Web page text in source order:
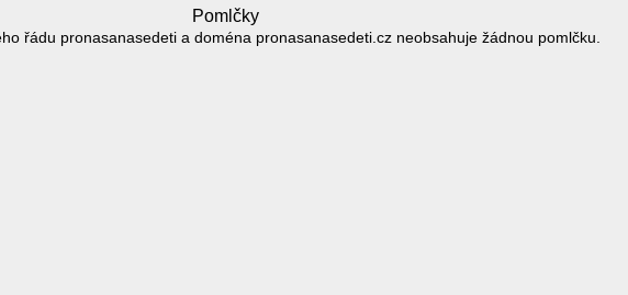
Pomlčky
řádu pronasanasedeti a doména pronasanasedeti.cz neobsahuje žádnou pomlčku.